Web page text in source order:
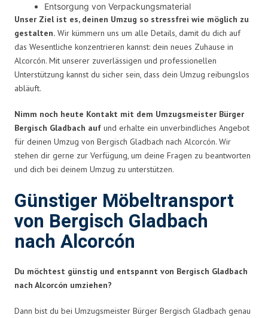
Entsorgung von Verpackungsmaterial
Unser Ziel ist es, deinen Umzug so stressfrei wie möglich zu
gestalten. Wir kümmern uns um alle Details, damit du dich auf
das Wesentliche konzentrieren kannst: dein neues Zuhause in
Alcorcón. Mit unserer zuverlässigen und professionellen
Unterstützung kannst du sicher sein, dass dein Umzug reibungslos
abläuft.
Nimm noch heute Kontakt mit dem Umzugsmeister Bürger
Bergisch Gladbach auf und erhalte ein unverbindliches Angebot
für deinen Umzug von Bergisch Gladbach nach Alcorcón. Wir
stehen dir gerne zur Verfügung, um deine Fragen zu beantworten
und dich bei deinem Umzug zu unterstützen.
Günstiger Möbeltransport
von Bergisch Gladbach
nach Alcorcón
Du möchtest günstig und entspannt von Bergisch Gladbach
nach Alcorcón umziehen?
Dann bist du bei Umzugsmeister Bürger Bergisch Gladbach genau